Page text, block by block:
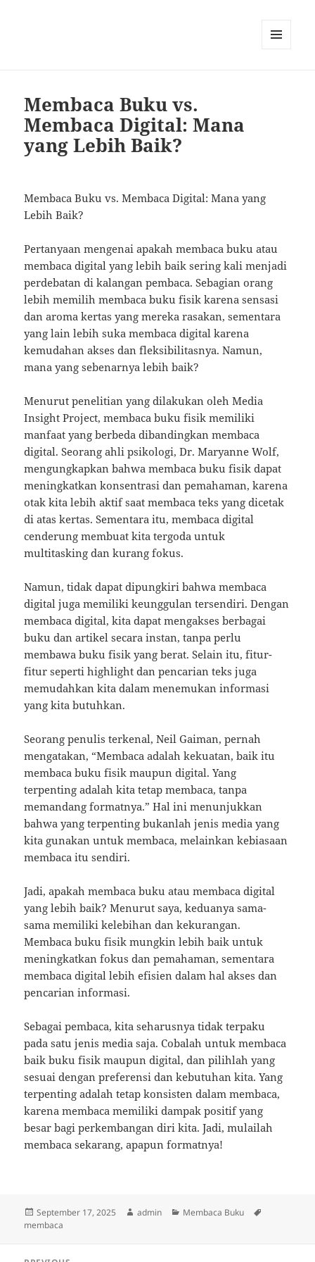
Membaca Buku vs.
Membaca Digital: Mana
yang Lebih Baik?
Membaca Buku vs. Membaca Digital: Mana yang
Lebih Baik?
Pertanyaan mengenai apakah membaca buku atau
membaca digital yang lebih baik sering kali menjadi
perdebatan di kalangan pembaca. Sebagian orang
lebih memilih membaca buku fisik karena sensasi
dan aroma kertas yang mereka rasakan, sementara
yang lain lebih suka membaca digital karena
kemudahan akses dan fleksibilitasnya. Namun,
mana yang sebenarnya lebih baik?
Menurut penelitian yang dilakukan oleh Media
Insight Project, membaca buku fisik memiliki
manfaat yang berbeda dibandingkan membaca
digital. Seorang ahli psikologi, Dr. Maryanne Wolf,
mengungkapkan bahwa membaca buku fisik dapat
meningkatkan konsentrasi dan pemahaman, karena
otak kita lebih aktif saat membaca teks yang dicetak
di atas kertas. Sementara itu, membaca digital
cenderung membuat kita tergoda untuk
multitasking dan kurang fokus.
Namun, tidak dapat dipungkiri bahwa membaca
digital juga memiliki keunggulan tersendiri. Dengan
membaca digital, kita dapat mengakses berbagai
buku dan artikel secara instan, tanpa perlu
membawa buku fisik yang berat. Selain itu, fitur-
fitur seperti highlight dan pencarian teks juga
memudahkan kita dalam menemukan informasi
yang kita butuhkan.
Seorang penulis terkenal, Neil Gaiman, pernah
mengatakan, “Membaca adalah kekuatan, baik itu
membaca buku fisik maupun digital. Yang
terpenting adalah kita tetap membaca, tanpa
memandang formatnya.” Hal ini menunjukkan
bahwa yang terpenting bukanlah jenis media yang
kita gunakan untuk membaca, melainkan kebiasaan
membaca itu sendiri.
Jadi, apakah membaca buku atau membaca digital
yang lebih baik? Menurut saya, keduanya sama-
sama memiliki kelebihan dan kekurangan.
Membaca buku fisik mungkin lebih baik untuk
meningkatkan fokus dan pemahaman, sementara
membaca digital lebih efisien dalam hal akses dan
pencarian informasi.
Sebagai pembaca, kita seharusnya tidak terpaku
pada satu jenis media saja. Cobalah untuk membaca
baik buku fisik maupun digital, dan pilihlah yang
sesuai dengan preferensi dan kebutuhan kita. Yang
terpenting adalah tetap konsisten dalam membaca,
karena membaca memiliki dampak positif yang
besar bagi perkembangan diri kita. Jadi, mulailah
membaca sekarang, apapun formatnya!
Posted
on
September 17, 2025 Author
admin Categories
Membaca Buku
membaca